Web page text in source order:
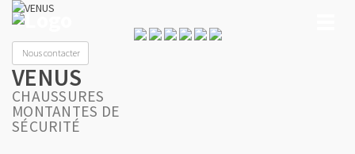
Nous contacter
VENUS
CHAUSSURES
MONTANTES DE
SÉCURITÉ